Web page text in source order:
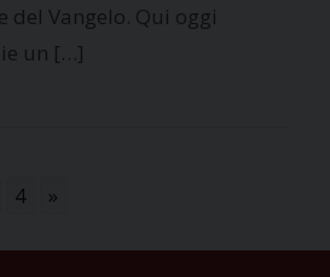
del Vangelo. Qui oggi
un […]
4 »